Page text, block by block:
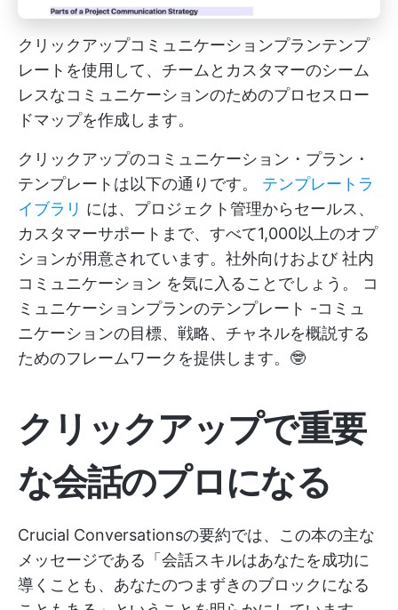
クリックアップコミュニケーションプランテンプ
レートを使用して、チームとカスタマーのシーム
レスなコミュニケーションのためのプロセスロー
ドマップを作成します。
クリックアップのコミュニケーション・プラン・
テンプレートは以下の通りです。 テンプレートラ
イブラリ には、プロジェクト管理からセールス、
カスタマーサポートまで、すべて1,000以上のオプ
ションが用意されています。社外向けおよび社内
コミュニケーション を気に入ることでしょう。 コ
ミュニケーションプランのテンプレート -コミュ
ニケーションの目標、戦略、チャネルを概説する
ためのフレームワークを提供します。🤓
クリックアップで重要
な会話のプロになる
Crucial Conversationsの要約では、この本の主な
メッセージである「会話スキルはあなたを成功に
導くことも、あなたのつまずきのブロックになる